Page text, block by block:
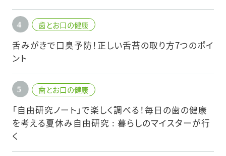
歯とお口の健康
舌みがきで口臭予防！正しい舌苔の取り方7つのポイ
ント
歯とお口の健康
「自由研究ノート」で楽しく調べる！毎日の歯の健康
を考える夏休み自由研究 : 暮らしのマイスターが行
く